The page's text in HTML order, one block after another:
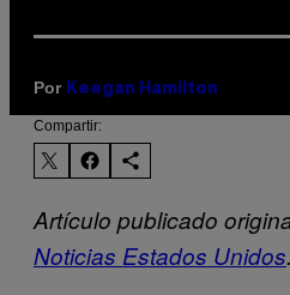
Por Keegan Hamilton
Compartir:
Artículo publicado
Noticias Estados Unidos.